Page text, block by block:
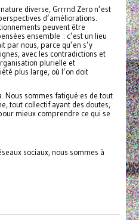
diverse, Grrrnd Zero n’est
d’améliorations.
peuvent être
ensemble : c’est un lieu
par nous, parce qu’en s’y
avec les contradictions et
plurielle et
plus large, où l’on doit
Nous sommes fatigué·es de tout
tout collectif ayant des doutes,
mieux comprendre ce qui se
sociaux, nous sommes à